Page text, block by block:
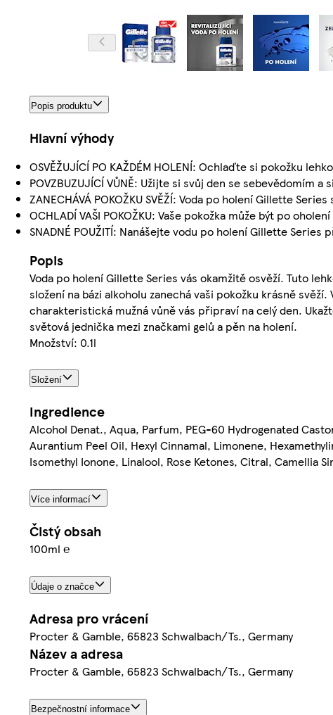
Popis produktu
Hlavní výhody
OSVĚŽUJÍCÍ PO KAŽDÉM HOLENÍ: Ochlaďte si pokožku
POVZBUZUJÍCÍ VŮNĚ: Užijte si svůj den se sebevědomím
ZANECHÁVÁ POKOŽKU SVĚŽÍ: Voda po holení Gillette
OCHLADÍ VAŠI POKOŽKU: Vaše pokožka může být po
SNADNÉ POUŽITÍ: Nanášejte vodu po holení Gillette
Popis
Voda po holení Gillette Series vás okamžitě osvěží. Tuto
složení na bázi alkoholu zanechá vaši pokožku krásně
charakteristická mužná vůně vás připraví na celý den.
světová jednička mezi značkami gelů a pěn na holení.
Množství: 0.1l
Složení
Ingredience
Alcohol Denat., Aqua, Parfum, PEG-60 Hydrogenated
Aurantium Peel Oil, Hexyl Cinnamal, Limonene,
Isomethyl Ionone, Linalool, Rose Ketones, Citral, Camellia
Více informací
Čistý obsah
100ml ℮
Údaje o značce
Adresa pro vrácení
Procter & Gamble, 65823 Schwalbach/Ts., Germany
Název a adresa
Procter & Gamble, 65823 Schwalbach/Ts., Germany
Bezpečnostní informace